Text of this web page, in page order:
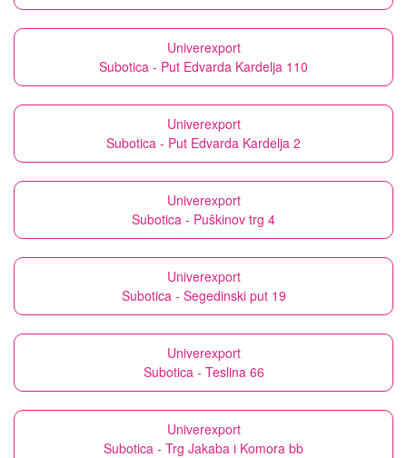
Univerexport
Subotica - Put Edvarda Kardelja 110
Univerexport
Subotica - Put Edvarda Kardelja 2
Univerexport
Subotica - Puškinov trg 4
Univerexport
Subotica - Segedinski put 19
Univerexport
Subotica - Teslina 66
Univerexport
Subotica - Trg Jakaba i Komora bb